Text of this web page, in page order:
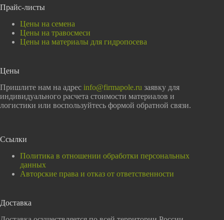
Прайс-листы
Цены на семена
Цены на травосмеси
Цены на материалы для гидропосева
Цены
Пришлите нам на адрес info@firmapole.ru заявку для
индивидуального расчета стоимости материалов и
логистики или воспользуйтесь формой обратной связи.
Ссылки
Политика в отношении обработки персональных
данных
Авторские права и отказ от ответственности
Доставка